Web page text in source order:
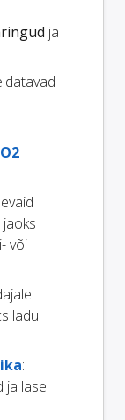
ja
või
ladu
:
ja lase